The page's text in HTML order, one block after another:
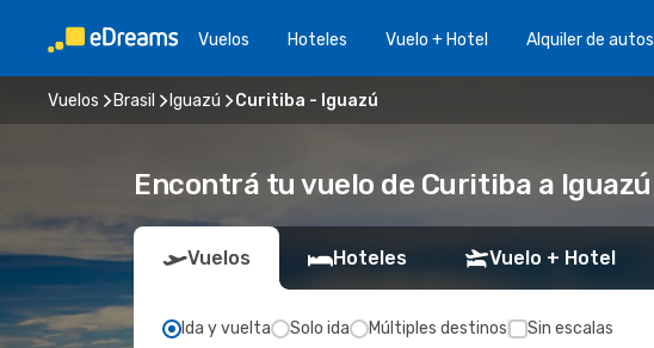
Vuelos Hoteles Vuelo + Hotel Alquiler de autos
Vuelos Brasil Iguazú Curitiba - Iguazú
Encontrá tu vuelo de Curitiba a Iguazú
Vuelos Hoteles Vuelo + Hotel
Ida y vuelta Solo ida Múltiples destinos Sin escalas